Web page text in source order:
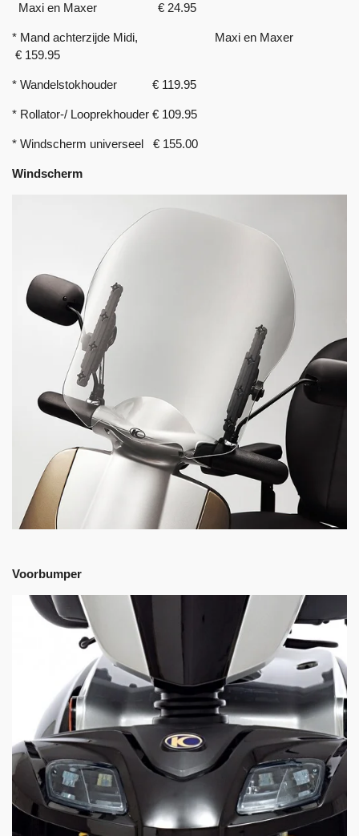
Maxi en Maxer € 24.95
* Mand achterzijde Midi, Maxi en Maxer
€ 159.95
* Wandelstokhouder € 119.95
* Rollator-/ Looprekhouder € 109.95
* Windscherm universeel € 155.00
Windscherm
Voorbumper